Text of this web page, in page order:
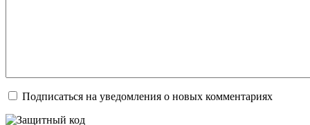
Подписаться на уведомления о новых комментариях